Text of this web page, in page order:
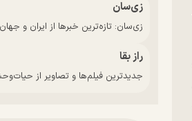
زی‌سان
زی‌سان: تازه‌ترین خبرها از ایران و جهان
راز بقا
جدیدترین فیلم‌ها و تصاویر از